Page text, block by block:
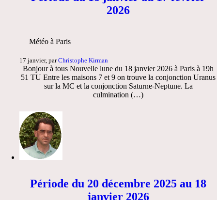
2026
Météo à Paris
17 janvier, parChristophe Kirman
Bonjour à tous Nouvelle lune du 18 janvier 2026 à Paris à 19h
51 TU Entre les maisons 7 et 9 on trouve la conjonction Uranus
sur la MC et la conjonction Saturne-Neptune. La
culmination (…)
Période du 20 décembre 2025 au 18
janvier 2026